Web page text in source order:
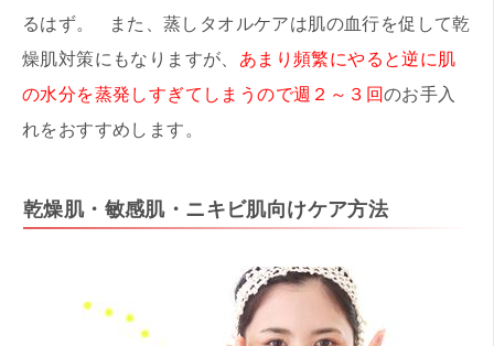
るはず。 また、蒸しタオルケアは肌の血行を促して乾
燥肌対策にもなりますが、 あまり頻繁にやると逆に肌
の水分を蒸発しすぎてしまうので週２～３回のお手入
れをおすすめします。
乾燥肌・敏感肌・ニキビ肌向けケア方法